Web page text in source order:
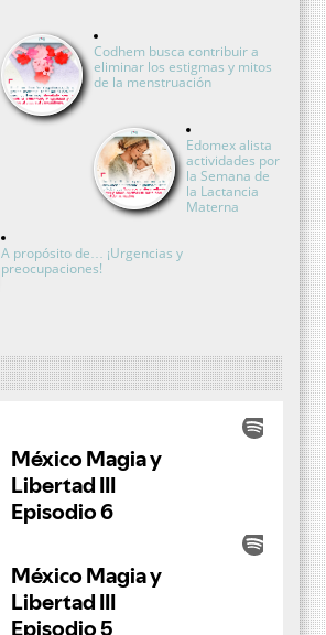
Codhem busca contribuir a
eliminar los estigmas y mitos
de la menstruación
Edomex alista
actividades por
la Semana de
la Lactancia
Materna
A propósito de… ¡Urgencias y
preocupaciones!